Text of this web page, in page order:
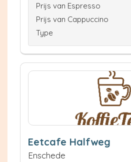
Prijs van Espresso
Prijs van Cappuccino
Type
Eetcafe Halfweg
Enschede